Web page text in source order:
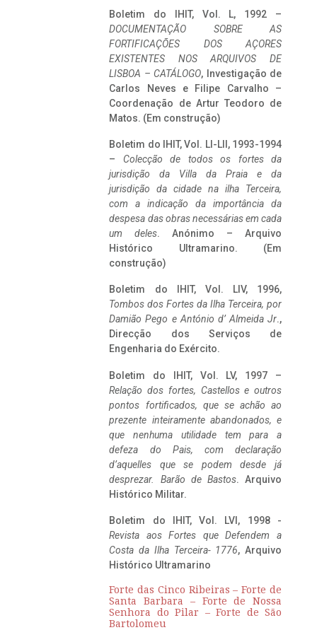
Boletim do IHIT, Vol. L, 1992 –
DOCUMENTAÇÃO SOBRE AS
FORTIFICAÇÕES DOS AÇORES
EXISTENTES NOS ARQUIVOS DE
LISBOA – CATÁLOGO, Investigação de
Carlos Neves e Filipe Carvalho –
Coordenação de Artur Teodoro de
Matos. (Em construção)
Boletim do IHIT, Vol. LI-LII, 1993-1994
– Colecção de todos os fortes da
jurisdição da Villa da Praia e da
jurisdição da cidade na ilha Terceira,
com a indicação da importância da
despesa das obras necessárias em cada
um deles. Anónimo – Arquivo
Histórico Ultramarino. (Em
construção)
Boletim do IHIT, Vol. LIV, 1996,
Tombos dos Fortes da Ilha Terceira, por
Damião Pego e António d’ Almeida Jr.,
Direcção dos Serviços de
Engenharia do Exército.
Boletim do IHIT, Vol. LV, 1997 –
Relação dos fortes, Castellos e outros
pontos fortificados, que se achão ao
prezente inteiramente abandonados, e
que nenhuma utilidade tem para a
defeza do Pais, com declaração
d’aquelles que se podem desde já
desprezar. Barão de Bastos. Arquivo
Histórico Militar.
Boletim do IHIT, Vol. LVI, 1998 -
Revista aos Fortes que Defendem a
Costa da Ilha Terceira- 1776, Arquivo
Histórico Ultramarino
Forte das Cinco Ribeiras – Forte de
Santa Barbara – Forte de Nossa
Senhora do Pilar – Forte de São
Bartolomeu